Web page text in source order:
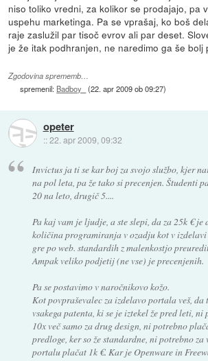
niso toliko vredni, za kolikor se prodajajo, pa
uspehu marketinga. Pa se vprašaj, ko boš
raje zaslužil par tisoč evrov ali par deset.
je že itak podhranjen, ne naredimo ga še bolj
Zgodovina sprememb…
spremenil: Badboy_ (22. apr 2009 ob 09:27)
opeter
::22. apr 2009, 09:32
Invictus ja ti se kar boj za svojo službo, kjer
na pol leta, pa že tako si precenjen. Študenti
20 na leto, drugič 5....
Pa kaj vam je ljudje, a ste slepi, da za 25k € je
količina programiranja v ozadju kot v izdelavi
gre po web. standardih z malenkostjo
Ampak veliko podjetij (ne vse) je precenjenih.
Pa se postavimo v naročnikovo kožo.
Kot povpraševalec za izdelavo portala veš,
vsakega patenta, ki se je iztekel že pred leti,
10x več samo za drug design, ni potrebno
predloge, ker so že standardne, ni potrebno za
portalu plačat 1k €. Kar je Openware in